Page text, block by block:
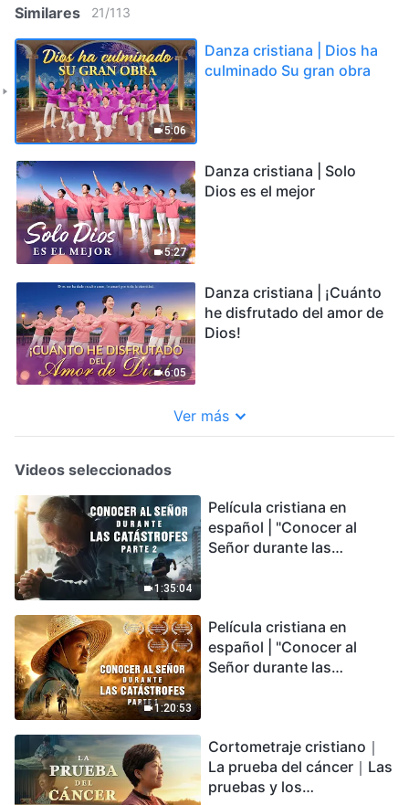
Similares 21/113
5:06
Danza cristiana | Dios ha
culminado Su gran obra
5:27
Danza cristiana | Solo
Dios es el mejor
6:05
Danza cristiana | ¡Cuánto
he disfrutado del amor de
Dios!
Ver más
Videos seleccionados
1:35:04
Película cristiana en
español | "Conocer al
Señor durante las
podemos sobrevivir?
1:20:53
Película cristiana en
español | "Conocer al
Señor durante las
encontrarás refugio?
Cortometraje cristiano｜
La prueba del cáncer｜Las
pruebas y los